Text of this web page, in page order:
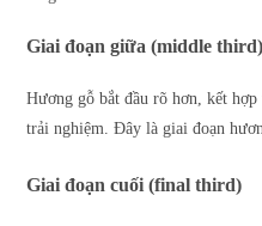
Giai đoạn giữa (middle third)
Hương gỗ bắt đầu rõ hơn, kết
trải nghiệm. Đây là giai đoạn
Giai đoạn cuối (final third)